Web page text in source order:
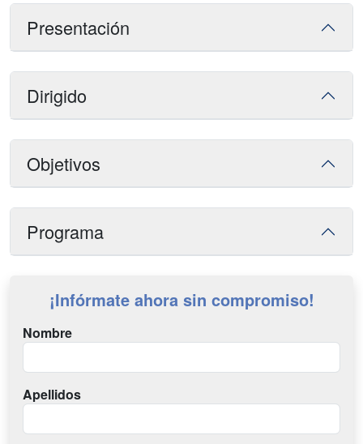
Presentación
Dirigido
Objetivos
Programa
¡Infórmate ahora sin compromiso!
Nombre
Apellidos